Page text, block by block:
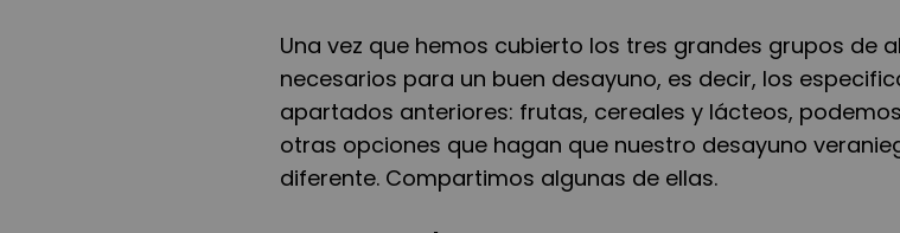
Una vez que hemos cubierto los tres grandes grupos de
necesarios para un buen desayuno, es decir, los
apartados anteriores: frutas, cereales y lácteos,
otras opciones que hagan que nuestro desayuno
diferente. Compartimos algunas de ellas.